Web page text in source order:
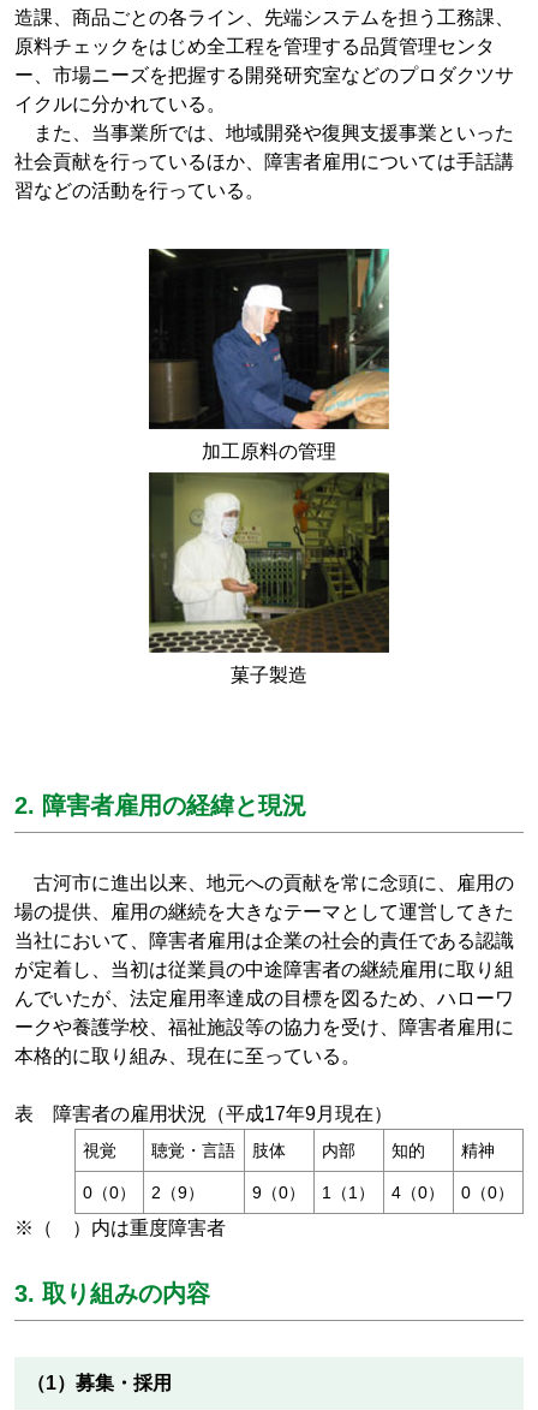
造課、商品ごとの各ライン、先端システムを担う工務課、
原料チェックをはじめ全工程を管理する品質管理センタ
ー、市場ニーズを把握する開発研究室などのプロダクツサ
イクルに分かれている。
また、当事業所では、地域開発や復興支援事業といった
社会貢献を行っているほか、障害者雇用については手話講
習などの活動を行っている。
加工原料の管理
菓子製造
2. 障害者雇用の経緯と現況
古河市に進出以来、地元への貢献を常に念頭に、雇用の
場の提供、雇用の継続を大きなテーマとして運営してきた
当社において、障害者雇用は企業の社会的責任である認識
が定着し、当初は従業員の中途障害者の継続雇用に取り組
んでいたが、法定雇用率達成の目標を図るため、ハローワ
ークや養護学校、福祉施設等の協力を受け、障害者雇用に
本格的に取り組み、現在に至っている。
表 障害者の雇用状況（平成17年9月現在）
視覚 聴覚・言語 肢体 内部 知的 精神
0（0） 2（9） 9（0） 1（1） 4（0） 0（0）
※（ ）内は重度障害者
3. 取り組みの内容
（1）募集・採用